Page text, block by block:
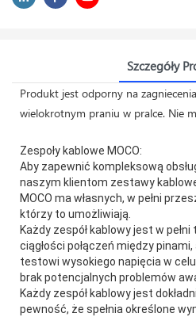
Szczegóły
Produkt jest odporny na
wielokrotnym praniu w pralce. Nie
Zespoły kablowe MOCO:
Aby zapewnić kompleksową
naszym klientom zestawy
MOCO ma własnych, w pełni
którzy to umożliwiają.
Każdy zespół kablowy jest w
ciągłości połączeń między
testowi wysokiego napięcia w
brak potencjalnych problemów
Każdy zespół kablowy jest
pewność, że spełnia określone